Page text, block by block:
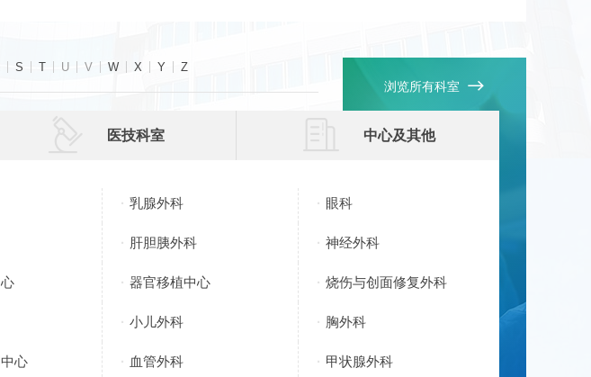
S T U V W X Y Z
医技科室 中心及其他
乳腺外科 眼科
肝胆胰外科 神经外科
器官移植中心 烧伤与创面修复外科
小儿外科 胸外科
心 血管外科 甲状腺外科
浏览所有科室 